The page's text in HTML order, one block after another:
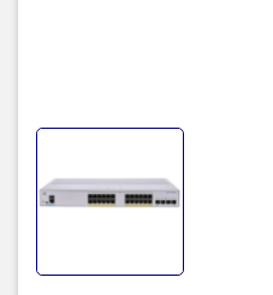
bạn cần để hỗ trợ dữ liệu cấp
Thông số kỹ thuật